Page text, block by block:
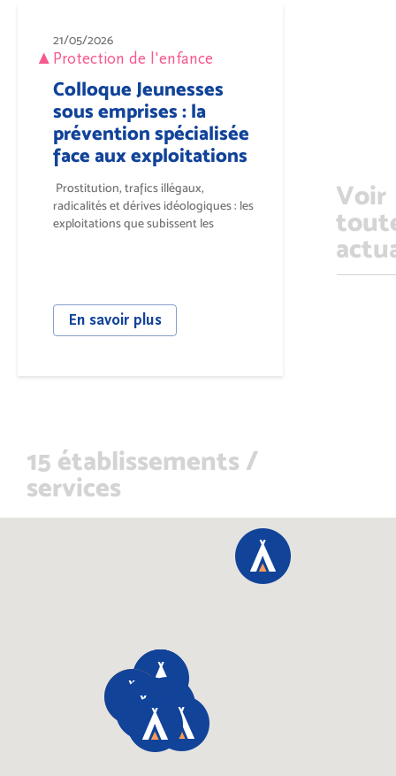
21/05/2026
Protection de l'enfance
Colloque Jeunesses
sous emprises : la
prévention spécialisée
face aux exploitations
Prostitution, trafics illégaux,
radicalités et dérives idéologiques : les
exploitations que subissent les
En savoir plus
Voir
15 établissements /
services